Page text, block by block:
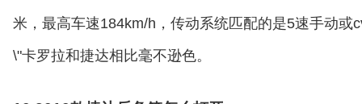
米，最高车速184km/h，传动系统匹配的是5速手动
\"卡罗拉和捷达相比毫不逊色。